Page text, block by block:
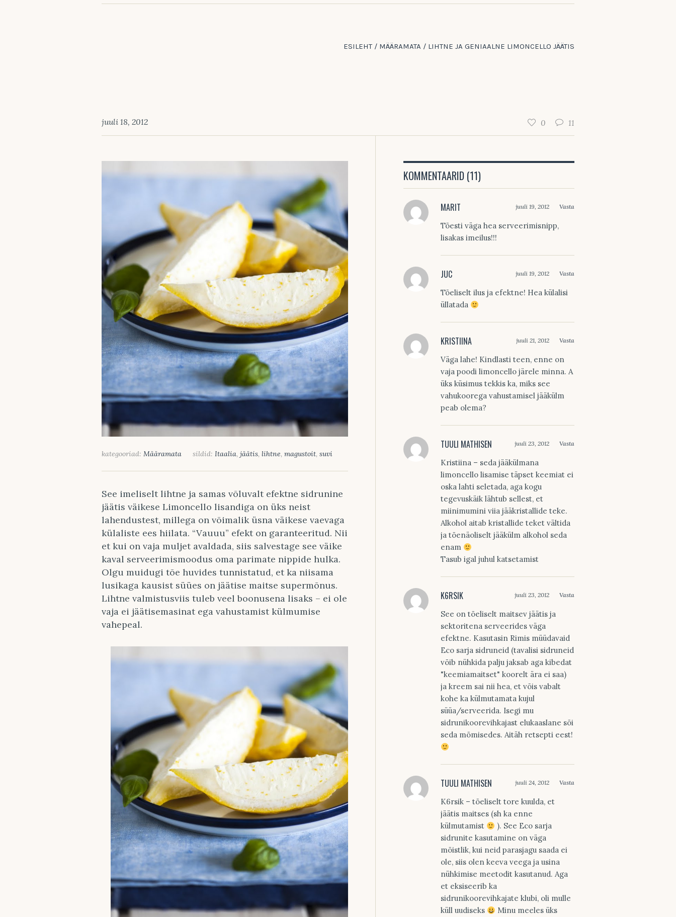
ESILEHT / MÄÄRAMATA / LIHTNE JA GENIAALNE LIMONCELLO JÄÄTIS
juuli 18, 2012 11
0
kategooriad: Määramata sildid: Itaalia, jäätis, lihtne, magustoit, suvi
See imeliselt lihtne ja samas võluvalt efektne sidrunine
jäätis väikese Limoncello lisandiga on üks neist
lahendustest, millega on võimalik üsna väikese vaevaga
külaliste ees hiilata. “Vauuu” efekt on garanteeritud. Nii
et kui on vaja muljet avaldada, siis salvestage see väike
kaval serveerimismoodus oma parimate nippide hulka.
Olgu muidugi tõe huvides tunnistatud, et ka niisama
lusikaga kausist süües on jäätise maitse supermõnus.
Lihtne valmistusviis tuleb veel boonusena lisaks – ei ole
vaja ei jäätisemasinat ega vahustamist külmumise
vahepeal.
KOMMENTAARID (11)
MARIT juuli 19, 2012 Vasta
Tõesti väga hea serveerimisnipp,
lisakas imeilus!!!
JUC juuli 19, 2012 Vasta
Tõeliselt ilus ja efektne! Hea külalisi
üllatada
KRISTIINA juuli 21, 2012 Vasta
Väga lahe! Kindlasti teen, enne on
vaja poodi limoncello järele minna. A
üks küsimus tekkis ka, miks see
vahukoorega vahustamisel jääkülm
peab olema?
TUULI MATHISEN juuli 23, 2012 Vasta
Kristiina – seda jääkülmana
limoncello lisamise täpset keemiat ei
oska lahti seletada, aga kogu
tegevuskäik lähtub sellest, et
miinimumini viia jääkristallide teke.
Alkohol aitab kristallide teket vältida
ja tõenäoliselt jääkülm alkohol seda
enam
Tasub igal juhul katsetamist
K6RSIK juuli 23, 2012 Vasta
See on tõeliselt maitsev jäätis ja
sektoritena serveerides väga
efektne. Kasutasin Rimis müüdavaid
Eco sarja sidruneid (tavalisi sidruneid
võib nühkida palju jaksab aga kibedat
"keemiamaitset" koorelt ära ei saa)
ja kreem sai nii hea, et võis vabalt
kohe ka külmutamata kujul
süüa/serveerida. Isegi mu
sidrunikoorevihkajast elukaaslane sõi
seda mõmisedes. Aitäh retsepti eest!
TUULI MATHISEN juuli 24, 2012 Vasta
K6rsik – tõeliselt tore kuulda, et
jäätis maitses (sh ka enne
külmutamist
). See Eco sarja
sidrunite kasutamine on väga
mõistlik, kui neid parasjagu saada ei
ole, siis olen keeva veega ja usina
nühkimise meetodit kasutanud. Aga
et eksiseerib ka
sidrunikoorevihkajate klubi, oli mulle
küll uudiseks
Minu meeles üks